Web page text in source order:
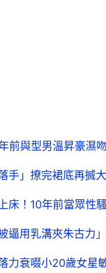
前與型男溫昇豪濕
手」撩完裙底再搣
床！10年前當眾
逼用乳溝夾朱古力
力衰啜小20歲女